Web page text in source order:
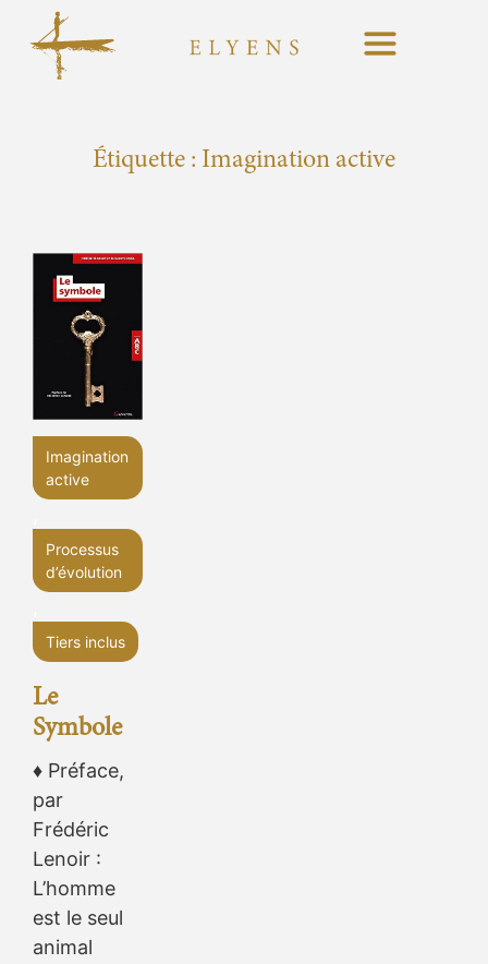
Étiquette : Imagination active
Le
Symbole
Imagination
active
Processus
d’évolution
Tiers inclus
♦ Préface,
par
Frédéric
Lenoir :
L’homme
est le seul
animal